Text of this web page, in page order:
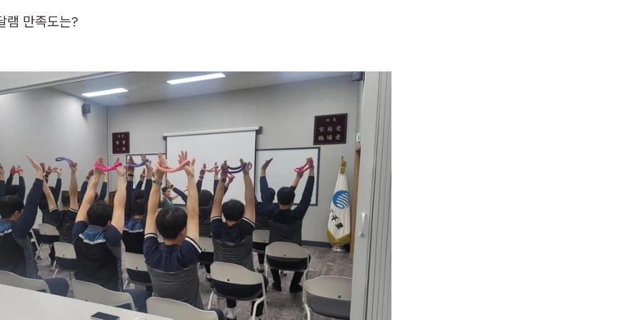
램 만족도는?